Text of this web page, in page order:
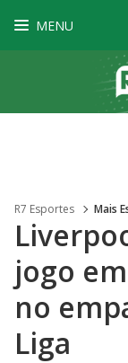
MENU
R7 Esportes Mais
jogo
no
Liga